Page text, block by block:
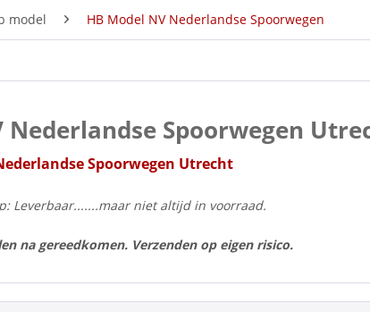
model HB Model NV Nederlandse Spoorwegen
Nederlandse Spoorwegen
Spoorwegen Utrecht
Leverbaar.......maar niet altijd in voorraad.
na gereedkomen. Verzenden op eigen risico.